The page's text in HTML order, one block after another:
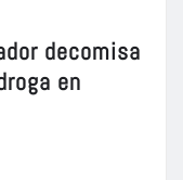
decomisa
en